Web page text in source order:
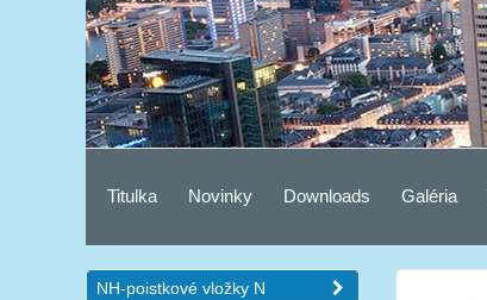
Titulka Novinky Downloads Galéria
NH-poistkové vložky N